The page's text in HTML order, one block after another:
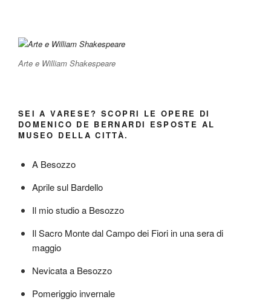
Arte e William Shakespeare
SEI A VARESE? SCOPRI LE OPERE DI
DOMENICO DE BERNARDI ESPOSTE AL
MUSEO DELLA CITTÀ.
A Besozzo
Aprile sul Bardello
Il mio studio a Besozzo
Il Sacro Monte dal Campo dei Fiori in una sera di
maggio
Nevicata a Besozzo
Pomeriggio invernale